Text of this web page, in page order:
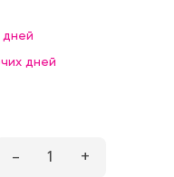
дней
– 1 +